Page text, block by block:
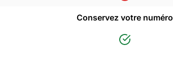
Conservez votre numéro